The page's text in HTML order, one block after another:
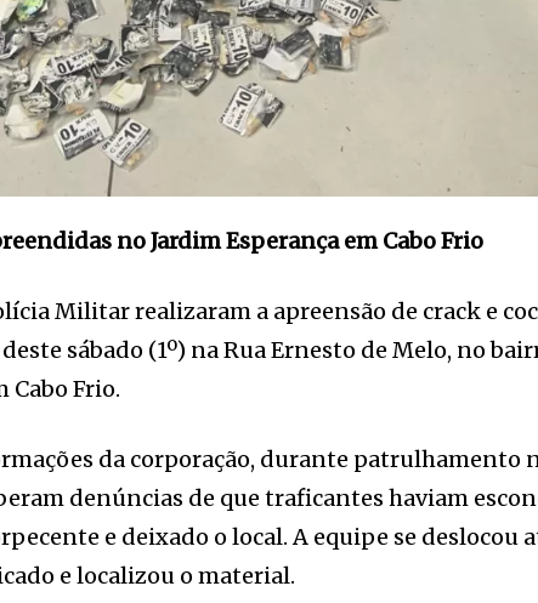
no Jardim Esperança em Cabo Frio
Militar realizaram a apreensão de crack e
sábado (1º) na Rua Ernesto de Melo, no
Cabo Frio.
da corporação, durante patrulhamento
denúncias de que traficantes haviam
e deixado o local. A equipe se deslocou
e localizou o material.